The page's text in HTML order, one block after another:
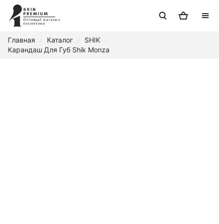
Главная / Каталог / SHIK /
Карандаш Для Губ Shik Monza